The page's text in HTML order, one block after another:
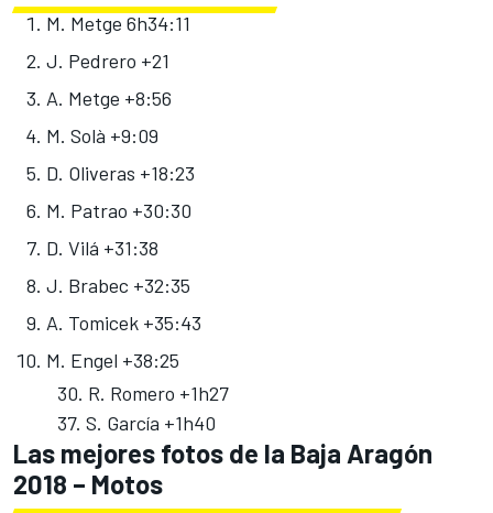
M. Metge 6h34:11
J. Pedrero +21
A. Metge +8:56
M. Solà +9:09
D. Oliveras +18:23
M. Patrao +30:30
D. Vilá +31:38
J. Brabec +32:35
A. Tomicek +35:43
M. Engel +38:25
30. R. Romero +1h27
37. S. García +1h40
Las mejores fotos de la Baja Aragón
2018 – Motos